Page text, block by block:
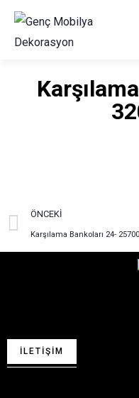
ÖNCEKI
Karşılama Bankoları 24-
İLETIŞIM